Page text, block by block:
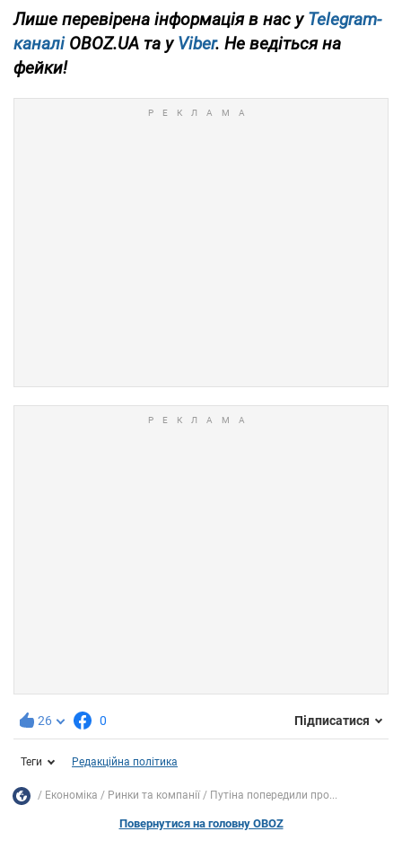
Лише перевірена інформація в нас уTelegram-
каналіOBOZ.UA та уViber. Не ведіться на
фейки!
26 0 Підписатися
Теги Редакційна політика
Економіка Ринки та компанії Путіна попередили про...
Повернутися на головну OBOZ